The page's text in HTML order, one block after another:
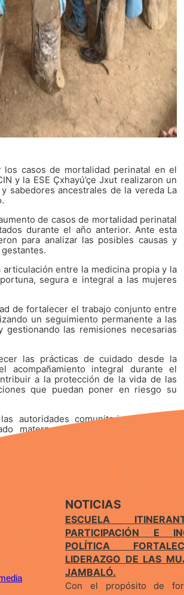
casos de mortalidad perinatal en el
y la ESE Çxhayú’çe Jxut realizaron un
sabedores ancestrales de la vereda La
de casos de mortalidad perinatal
durante el año anterior. Ante esta
para analizar las posibles causas y
entre la medicina propia y la
segura e integral a las mujeres
de fortalecer el trabajo conjunto entre
un seguimiento permanente a las
las remisiones necesarias
las prácticas de cuidado desde la
acompañamiento integral durante el
a la protección de la vida de las
que puedan poner en riesgo su
autoridades comunitarias continúan
materno e infantil, reafirmando el
de Jambaló.
NOTICIAS
ESCUELA
PARTICIPACIÓN E
POLÍTICA
LIDERAZGO DE LAS
JAMBALÓ.
Con el propósito de